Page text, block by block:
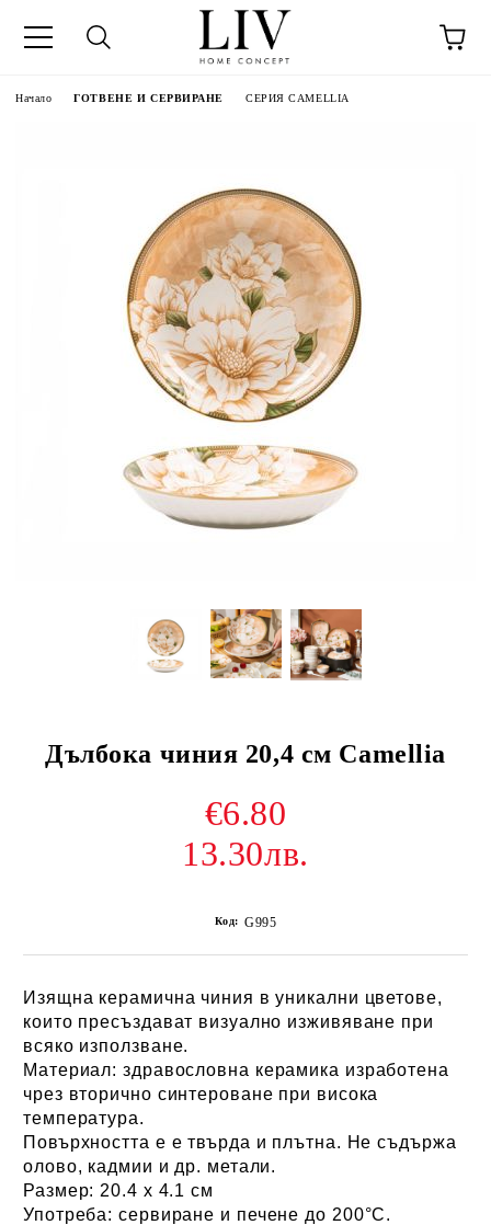
Начало ГОТВЕНЕ И СЕРВИРАНЕ СЕРИЯ CAMELLIA
Дълбока чиния 20,4 см Camellia
€6.80
13.30лв.
Код: G995
Изящна керамична чиния в уникални цветове,
които пресъздават визуално изживяване при
всяко използване.
Материал: здравословна керамика изработена
чрез вторично синтероване при висока
температура.
Повърхността е е твърда и плътна. Не съдържа
олово, кадмии и др. метали.
Размер: 20.4 х 4.1 см
Употреба: сервиране и печене до 200°С.